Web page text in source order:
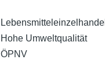
Lebensmitteleinzelhandel
Hohe Umweltqualität
ÖPNV